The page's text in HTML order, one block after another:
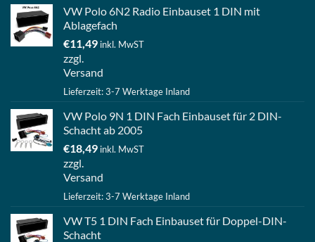
VW Polo 6N2 Radio Einbauset 1 DIN mit
Ablagefach
€11,49 inkl. MwST
zzgl.
Versand
Lieferzeit: 3-7 Werktage Inland
VW Polo 9N 1 DIN Fach Einbauset für 2 DIN-
Schacht ab 2005
€18,49 inkl. MwST
zzgl.
Versand
Lieferzeit: 3-7 Werktage Inland
VW T5 1 DIN Fach Einbauset für Doppel-DIN-
Schacht